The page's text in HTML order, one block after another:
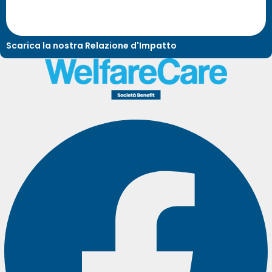
Scarica la nostra Relazione d'Impatto